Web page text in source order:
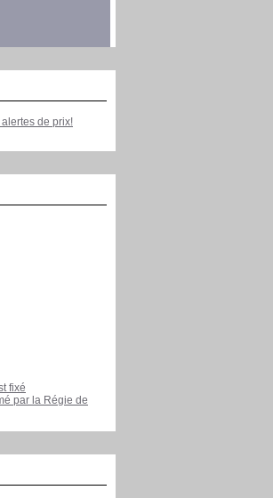
de prix!
fixé
par la Régie de